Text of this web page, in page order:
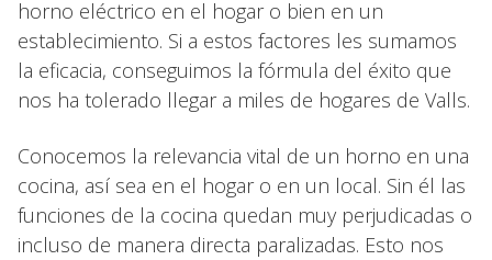
horno eléctrico en el hogar o bien en un
establecimiento. Si a estos factores les sumamos
la eficacia, conseguimos la fórmula del éxito que
nos ha tolerado llegar a miles de hogares de Valls.
Conocemos la relevancia vital de un horno en una
cocina, así sea en el hogar o en un local. Sin él las
funciones de la cocina quedan muy perjudicadas o
incluso de manera directa paralizadas. Esto nos